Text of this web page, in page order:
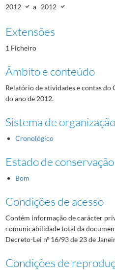
2012 a 2012
Extensões
1 Ficheiro
Âmbito e conteúdo
Relatório de atividades e contas
do ano de 2012.
Sistema de organização
Cronológico
Estado de conservação
Bom
Condições de acesso
Contém informação de carácter
comunicabilidade total da
Decreto-Lei nº 16/93 de 23 de
Condições de